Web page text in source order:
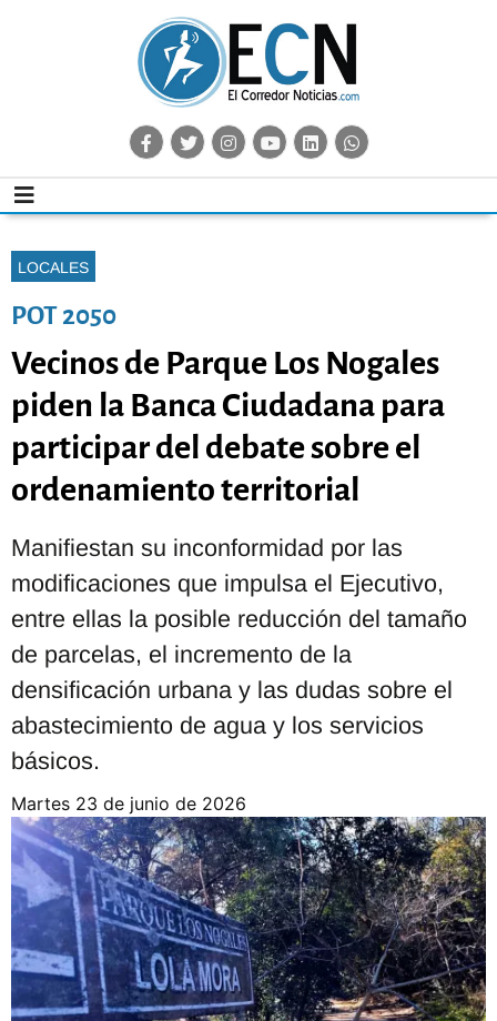
LOCALES
POT 2050
Vecinos de Parque Los Nogales
piden la Banca Ciudadana para
participar del debate sobre el
ordenamiento territorial
Manifiestan su inconformidad por las
modificaciones que impulsa el Ejecutivo,
entre ellas la posible reducción del tamaño
de parcelas, el incremento de la
densificación urbana y las dudas sobre el
abastecimiento de agua y los servicios
básicos.
martes 23 de junio de 2026